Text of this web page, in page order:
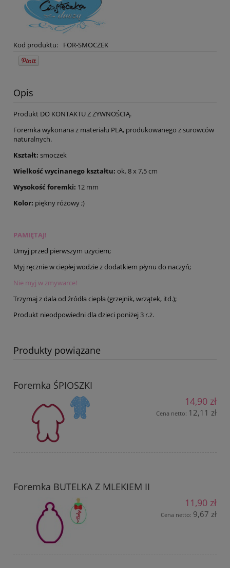
Kod produktu: FOR-SMOCZEK
Opis
Produkt DO KONTAKTU Z ŻYWNOŚCIĄ.
Foremka wykonana z materiału PLA, produkowanego z surowców
naturalnych.
Kształt: smoczek
Wielkość wycinanego kształtu: ok. 8 x 7,5 cm
Wysokość foremki: 12 mm
Kolor: piękny różowy ;)
PAMIĘTAJ!
Umyj przed pierwszym użyciem;
Myj ręcznie w ciepłej wodzie z dodatkiem płynu do naczyń;
Nie myj w zmywarce!
Trzymaj z dala od źródła ciepła (grzejnik, wrzątek, itd.);
Produkt nieodpowiedni dla dzieci poniżej 3 r.ż.
Produkty powiązane
Foremka ŚPIOSZKI
14,90 zł
Cena netto: 12,11 zł
Foremka BUTELKA Z MLEKIEM II
11,90 zł
Cena netto: 9,67 zł